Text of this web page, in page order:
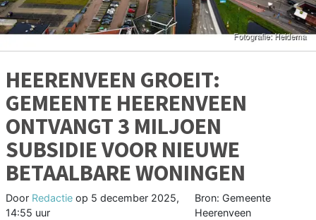
HEERENVEEN GROEIT:
GEMEENTE HEERENVEEN
ONTVANGT 3 MILJOEN
SUBSIDIE VOOR NIEUWE
BETAALBARE WONINGEN
Door Redactie op 5 december 2025,
14:55 uur
Bron: Gemeente
Heerenveen